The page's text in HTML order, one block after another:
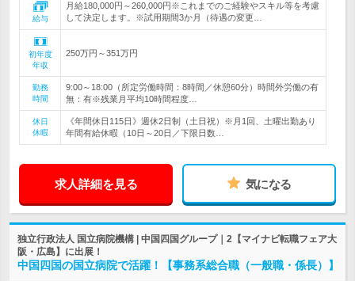
給与
月給180,000円～260,000円※これまでのご経験やスキル等を考慮
して決定します。※試用期間3か月（待遇の変更…
初年度
年収
250万円～351万円
勤務
時間
9:00～18:00（所定労働時間：8時間／休憩60分）時間外労働の有
無：有※残業月平均10時間程度…
休日
休暇
《年間休日115日》週休2日制（土日祝）※月1回、土曜出勤あり
年間有給休暇（10日～20日／下限日数…
求人詳細を見る 気になる
独立行政法人 国立病院機構 | 中国四国グループ｜2【マイナビ転職フェア大
阪・広島】に出展！
中国四国の国立病院で活躍！【事務系総合職（一般職・係長）】